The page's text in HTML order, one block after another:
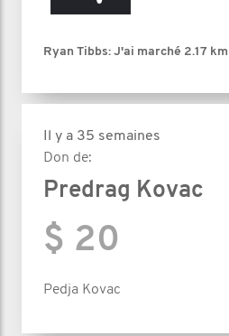
Ryan Tibbs: J'ai marché 2.17 km
Il y a 35 semaines
Don de:
Predrag Kovac
$ 20
Pedja Kovac